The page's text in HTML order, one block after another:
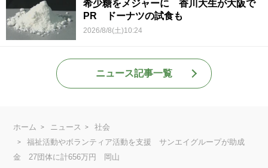
希少糖をメジャーに 香川大生が大阪で
PR ドーナツの試食も
2026/8/8(土)10:24
ニュース記事一覧
ホーム ニュース
社会
福祉活動やボランティア活動を支援 サンエイグループが助成
金 27団体に計656万円 岡山